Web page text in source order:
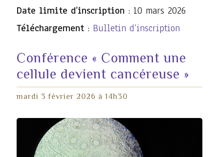
Date limite d’inscription : 10 mars 2026
Téléchargement: Bulletin d’inscription
Conférence « Comment une
cellule devient cancéreuse »
mardi 3 février 2026 à 14h30